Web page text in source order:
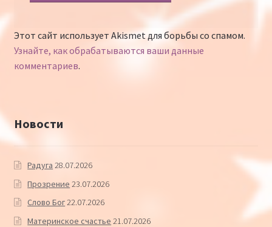
Этот сайт использует Akismet для борьбы со спамом.
Узнайте, как обрабатываются ваши данные
комментариев.
Новости
Радуга 28.07.2026
Прозрение 23.07.2026
Слово Бог22.07.2026
Материнское счастье 21.07.2026